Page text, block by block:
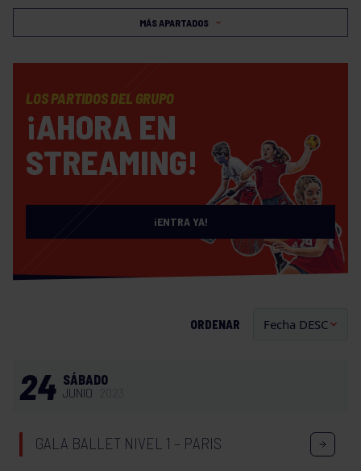
MÁS APARTADOS
LOS PARTIDOS DEL GRUPO
¡AHORA EN
STREAMING!
¡ENTRA YA!
ORDENAR
24 SÁBADO
JUNIO
GALA BALLET NIVEL 1 – PARIS